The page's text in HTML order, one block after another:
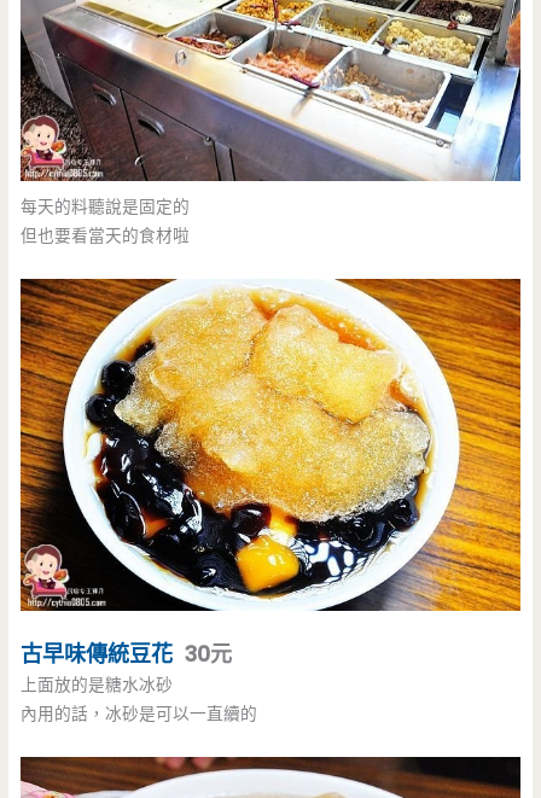
每天的料聽說是固定的
但也要看當天的食材啦
古早味傳統豆花 30元
上面放的是糖水冰砂
內用的話，冰砂是可以一直續的